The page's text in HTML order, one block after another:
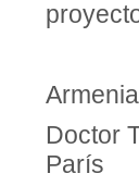
Doctor
París